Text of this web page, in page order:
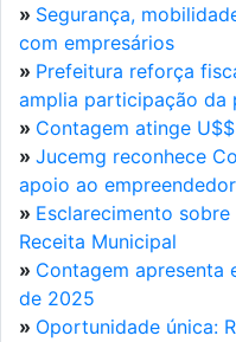
» Segurança,
com empresários
» Prefeitura reforça
amplia participação da
» Contagem atinge
» Jucemg reconhece
apoio ao empreendedor
» Esclarecimento
Receita Municipal
» Contagem apresenta
de 2025
» Oportunidade única: